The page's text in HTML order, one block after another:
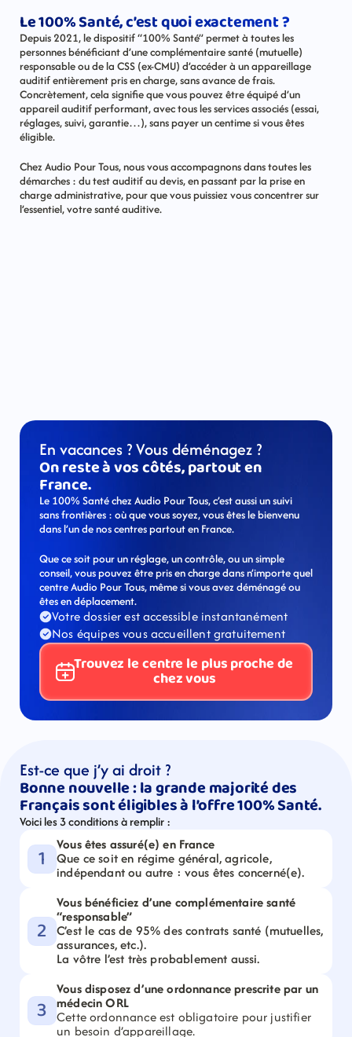
Le 100% Santé, c’est quoi exactement ?
Depuis 2021, le dispositif “100% Santé” permet à toutes les
personnes bénéficiant d’une complémentaire santé (mutuelle)
responsable ou de la CSS (ex-CMU) d’accéder à un appareillage
auditif entièrement pris en charge, sans avance de frais.
Concrètement, cela signifie que vous pouvez être équipé d’un
appareil auditif performant, avec tous les services associés (essai,
réglages, suivi, garantie…), sans payer un centime si vous êtes
éligible.
Chez Audio Pour Tous, nous vous accompagnons dans toutes les
démarches : du test auditif au devis, en passant par la prise en
charge administrative, pour que vous puissiez vous concentrer sur
l’essentiel, votre santé auditive.
En vacances ? Vous déménagez ?
On reste à vos côtés, partout en
France.
Le 100% Santé chez Audio Pour Tous, c’est aussi un suivi
sans frontières : où que vous soyez, vous êtes le bienvenu
dans l’un de nos centres partout en France.
Que ce soit pour un réglage, un contrôle, ou un simple
conseil, vous pouvez être pris en charge dans n’importe quel
centre Audio Pour Tous, même si vous avez déménagé ou
êtes en déplacement.
Votre dossier est accessible instantanément
Nos équipes vous accueillent gratuitement
Trouvez le centre le plus proche de
chez vous
Est-ce que j’y ai droit ?
Bonne nouvelle : la grande majorité des
Français sont éligibles à l’offre 100% Santé.
Voici les 3 conditions à remplir :
1 Vous êtes assuré(e) en France
Que ce soit en régime général, agricole,
indépendant ou autre : vous êtes concerné(e).
2
Vous bénéficiez d’une complémentaire santé
“responsable”
C’est le cas de 95% des contrats santé (mutuelles,
assurances, etc.).
La vôtre l’est très probablement aussi.
3
Vous disposez d’une ordonnance prescrite par un
médecin ORL
Cette ordonnance est obligatoire pour justifier
un besoin d’appareillage.